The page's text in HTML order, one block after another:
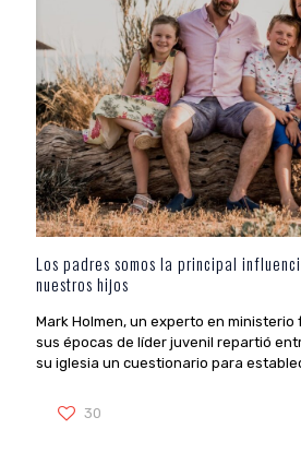
Los padres somos la principal
nuestros hijos
Mark Holmen, un experto en ministerio
sus épocas de líder juvenil repartió
su iglesia un cuestionario para
30